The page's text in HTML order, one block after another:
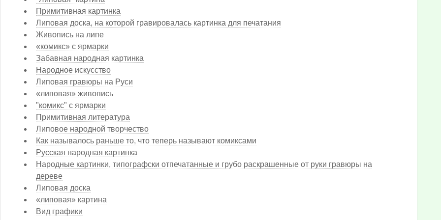
Примитивная картинка
Липовая доска, на которой гравировалась картинка для печатания
Живопись на липе
«комикс» с ярмарки
Забавная народная картинка
Народное искусство
Липовая гравюры на Руси
«липовая» живопись
"комикс" с ярмарки
Примитивная литература
Липовое народной творчество
Как называлось раньше то, что теперь называют комиксами
Русская народная картинка
Народные картинки, типографски отпечатанные и грубо раскрашенные от руки гравюры на
дереве
Липовая доска
«липовая» картина
Вид графики